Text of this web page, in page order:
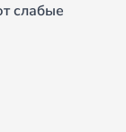
слабые